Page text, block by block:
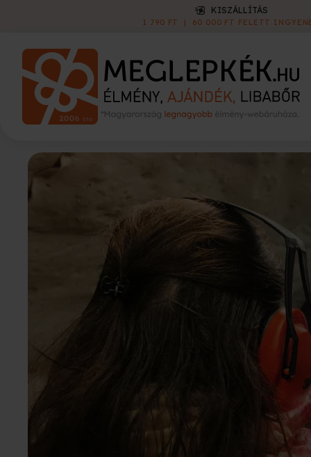
KISZÁLLÍTÁS
1 790 FT | 60 000 FT FELETT